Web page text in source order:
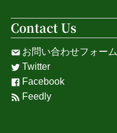
Contact Us
お問い合わせフォーム
Twitter
Facebook
Feedly